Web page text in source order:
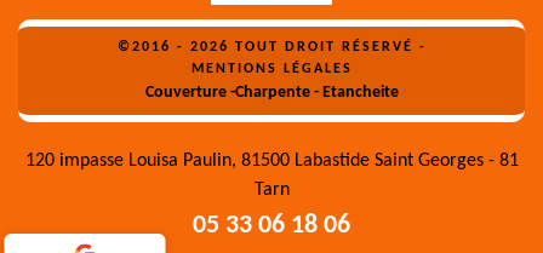
©2016 - 2026 TOUT DROIT RÉSERVÉ -
MENTIONS LÉGALES
Couverture -Charpente - Etancheite
120 impasse Louisa Paulin, 81500 Labastide Saint Georges - 81
Tarn
05 33 06 18 06